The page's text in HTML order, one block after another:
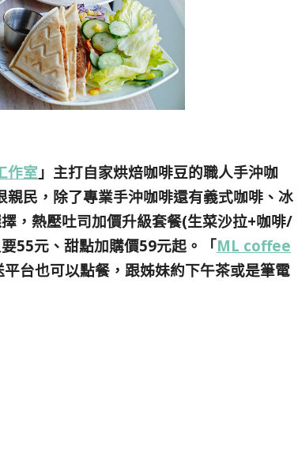
作室 」 主打自家烘焙咖啡豆的職人手沖咖
民，除了專業手沖咖啡還有義式咖啡、冰
，熱壓吐司加價升級套餐(生菜沙拉+咖啡/
55元、 甜點加購價59元起。「ML coffee
台也可以點餐，跟姊妹約下午茶或是筆電